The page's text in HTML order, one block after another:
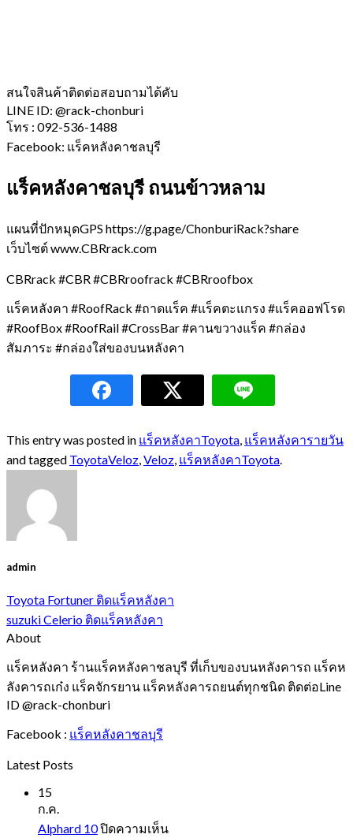
สนใจสินค้าติดต่อสอบถามได้คับ
LINE ID: @rack-chonburi
โทร : 092-536-1488
Facebook: แร็คหลังคาชลบุรี
แร็คหลังคาชลบุรี ถนนข้าวหลาม
แผนที่ปักหมุดGPS https://g.page/ChonburiRack?share
เว็บไซต์ www.CBRrack.com
CBRrack #CBR #CBRroofrack #CBRroofbox
แร็คหลังคา #RoofRack #ถาดแร็ค #แร็คตะแกรง #แร็คออฟโรด
#RoofBox #RoofRail #CrossBar #คานขวางแร็ค #กล่อง
สัมภาระ #กล่องใส่ของบนหลังคา
This entry was posted in แร็คหลังคาToyota แร็คหลังคารายวัน
and tagged ToyotaVeloz Veloz แร็คหลังคาToyota
admin
Toyota Fortuner ติดแร็คหลังคา
suzuki Celerio ติดแร็คหลังคา
About
แร็คหลังคา ร้านแร็คหลังคาชลบุรี ที่เก็บของบนหลังคารถ แร็คห
ลังคารถเก๋ง แร็คจักรยาน แร็คหลังคารถยนต์ทุกชนิด ติดต่อLine
ID @rack-chonburi
Facebook : แร็คหลังคาชลบุรี
Latest Posts
15
ก.ค.
Alphard 10ปิดความเห็นบน